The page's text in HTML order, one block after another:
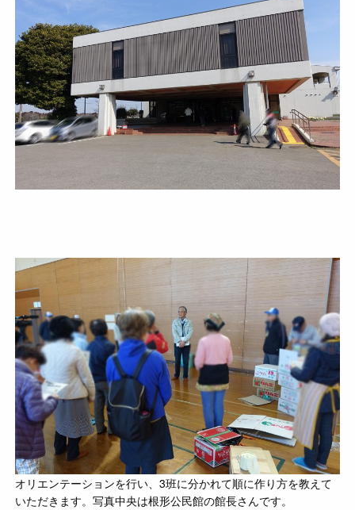
オリエンテーションを行い、3班に分かれて順に作り方を教えて
いただきます。写真中央は根形公民館の館長さんです。